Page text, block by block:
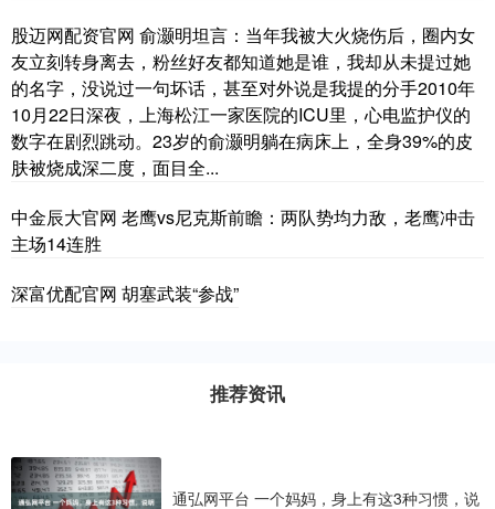
股迈网配资官网 俞灏明坦言：当年我被大火烧伤后，圈内女
友立刻转身离去，粉丝好友都知道她是谁，我却从未提过她
的名字，没说过一句坏话，甚至对外说是我提的分手2010年
10月22日深夜，上海松江一家医院的ICU里，心电监护仪的
数字在剧烈跳动。23岁的俞灏明躺在病床上，全身39%的皮
肤被烧成深二度，面目全...
中金辰大官网 老鹰vs尼克斯前瞻：两队势均力敌，老鹰冲击
主场14连胜
深富优配官网 胡塞武装“参战”
推荐资讯
通弘网平台 一个妈妈，身上有这3种习惯，说